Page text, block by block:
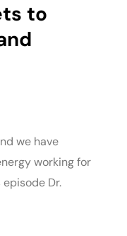
to
we have
working for
Dr.